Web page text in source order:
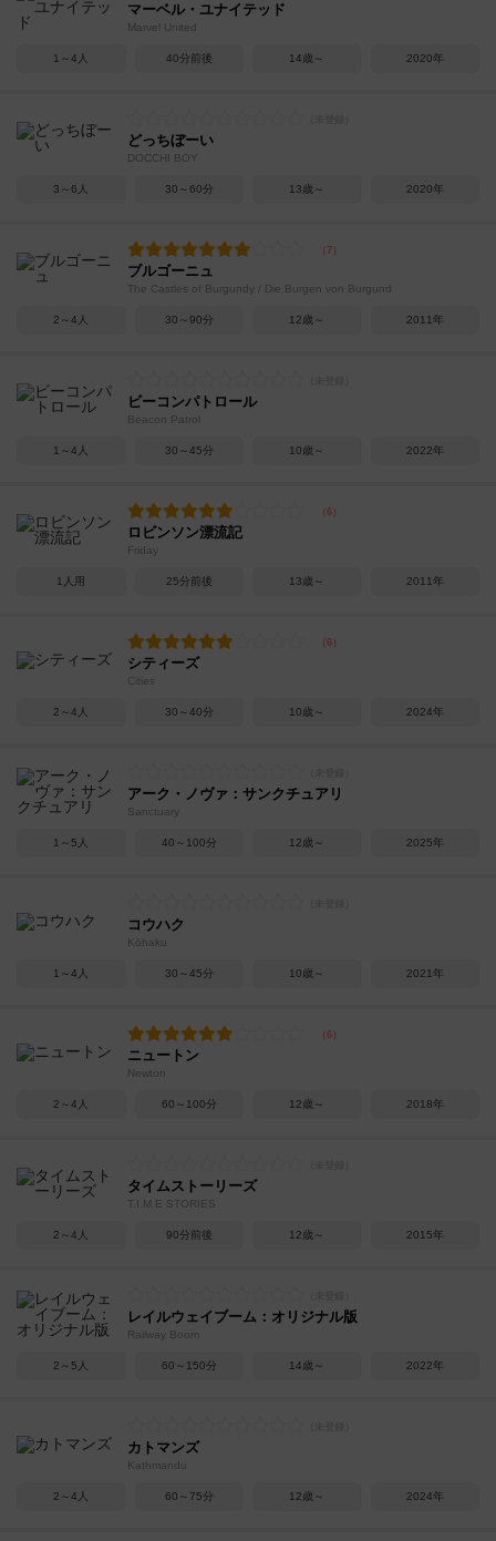
マーベル・ユナイテッド
Marvel United
1～4人 40分前後 14歳～ 2020年
どっちぼーい
DOCCHI BOY
3～6人 30～60分 13歳～ 2020年
ブルゴーニュ
The Castles of Burgundy / Die Burgen von Burgund
2～4人 30～90分 12歳～ 2011年
ビーコンパトロール
Beacon Patrol
1～4人 30～45分 10歳～ 2022年
ロビンソン漂流記
Friday
1人用 25分前後 13歳～ 2011年
シティーズ
Cities
2～4人 30～40分 10歳～ 2024年
アーク・ノヴァ：サンクチュアリ
Sanctuary
1～5人 40～100分 12歳～ 2025年
コウハク
Kōhaku
1～4人 30～45分 10歳～ 2021年
ニュートン
Newton
2～4人 60～100分 12歳～ 2018年
タイムストーリーズ
T.I.M.E STORIES
2～4人 90分前後 12歳～ 2015年
レイルウェイブーム：オリジナル版
Railway Boom
2～5人 60～150分 14歳～ 2022年
カトマンズ
Kathmandu
2～4人 60～75分 12歳～ 2024年